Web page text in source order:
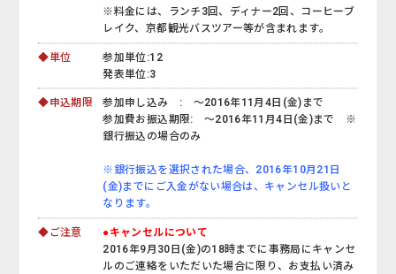
※料金には、ランチ3回、ディナー2回、コーヒーブ
レイク、京都観光バスツアー等が含まれます。
◆単位
参加単位:12
発表単位:3
◆申込期限
参加申し込み : ～2016年11月4日(金)まで
参加費お振込期限: ～2016年11月4日(金)まで ※
銀行振込の場合のみ
※銀行振込を選択された場合、2016年10月21日
(金)までにご入金がない場合は、キャンセル扱いと
なります。
◆ご注意
●キャンセルについて
2016年9月30日(金)の18時までに事務局にキャンセ
ルのご連絡をいただいた場合に限り、お支払い済み